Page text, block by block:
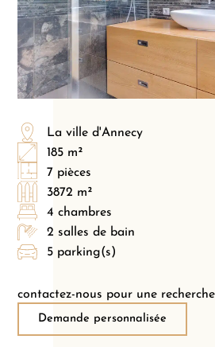
La ville d'Annecy
185 m²
7 pièces
3872 m²
4 chambres
2 salles de bain
5 parking(s)
contactez-nous pour une
Demande personnalisée